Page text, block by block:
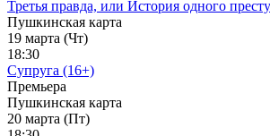
Третья правда, или История одного
Пушкинская карта
19 марта (Чт)
18:30
Супруга (16+)
Премьера
Пушкинская карта
20 марта (Пт)